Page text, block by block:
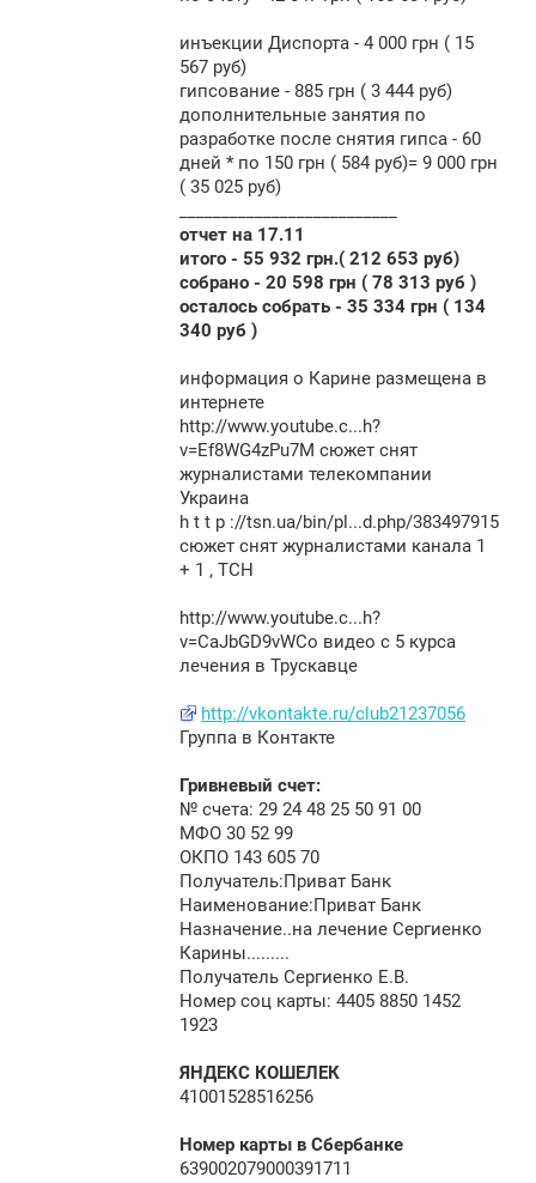
инъекции Диспорта - 4 000 грн ( 15
567 руб)
гипсование - 885 грн ( 3 444 руб)
дополнительные занятия по
разработке после снятия гипса - 60
дней * по 150 грн ( 584 руб)= 9 000 грн
( 35 025 руб)
отчет на 17.11
итого - 55 932 грн.( 212 653 руб)
собрано - 20 598 грн ( 78 313 руб )
осталось собрать - 35 334 грн ( 134
340 руб )
информация о Карине размещена в
интернете
http://www.youtube.c...h?
v=Ef8WG4zPu7M сюжет снят
журналистами телекомпании
Украина
h t t p ://tsn.ua/bin/pl...d.php/383497915
сюжет снят журналистами канала 1
+ 1 , ТСН
http://www.youtube.c...h?
v=CaJbGD9vWCo видео с 5 курса
лечения в Трускавце
http://vkontakte.ru/club21237056
Группа в Контакте
Гривневый счет:
№ счета: 29 24 48 25 50 91 00
МФО 30 52 99
ОКПО 143 605 70
Получатель:Приват Банк
Наименование:Приват Банк
Назначение..на лечение Сергиенко
Карины.........
Получатель Сергиенко Е.В.
Номер соц карты: 4405 8850 1452
1923
ЯНДЕКС КОШЕЛЕК
41001528516256
Номер карты в Сбербанке
639002079000391711